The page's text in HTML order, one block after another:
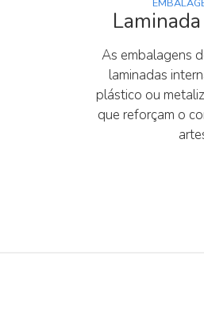
As embalagens
laminadas
plástico ou
que reforçam o